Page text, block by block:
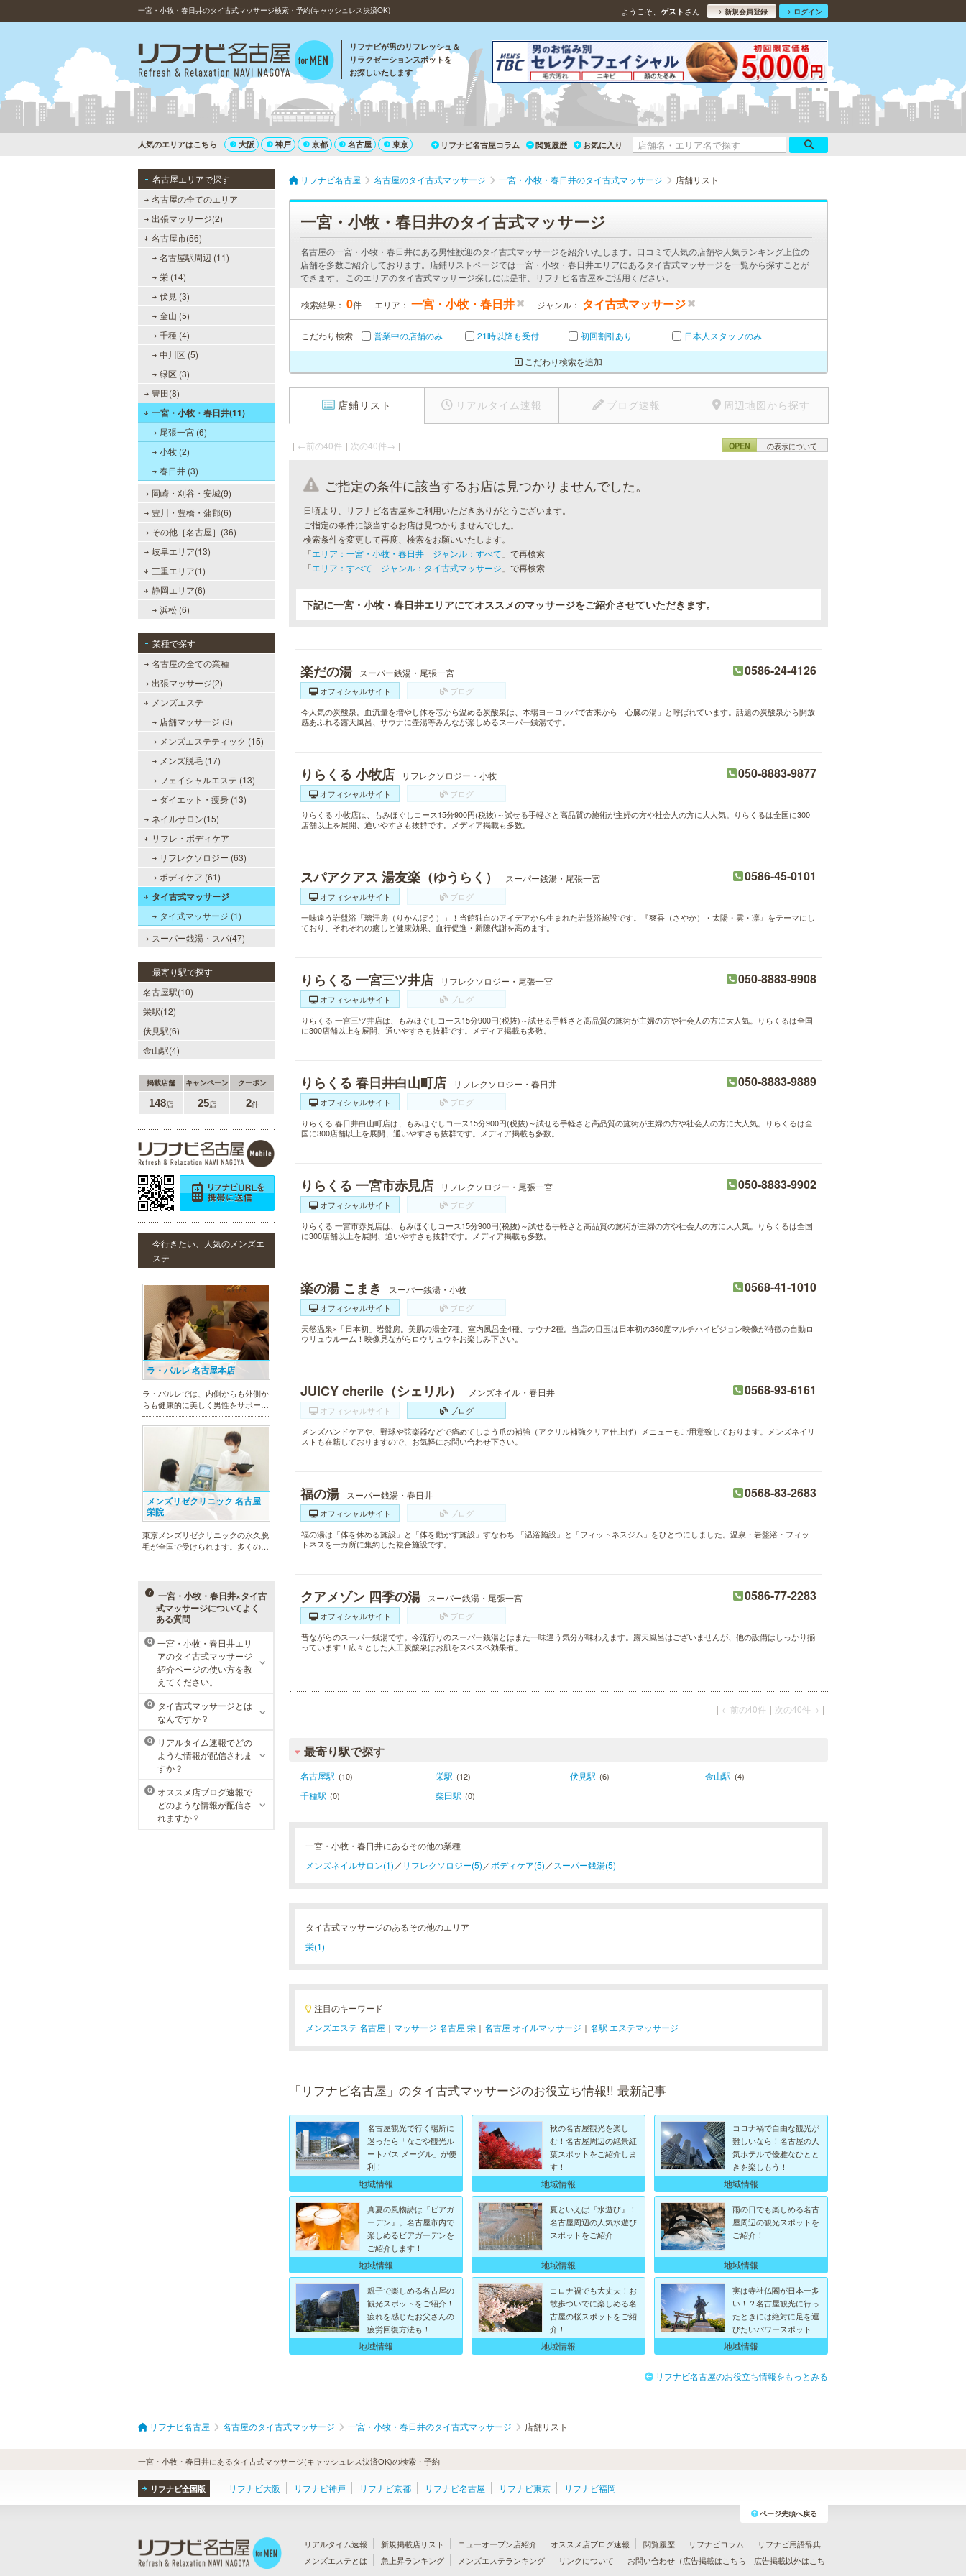
一宮・小牧・春日井のタイ古式マッサージ検索・予約(キャッシュレス決済OK) ようこそ、 ゲスト さん 新規会員登録 ログイン
リフナビが男のリフレッシュ＆
リラクゼーションスポットを
お探しいたします
人気のエリアはこちら 大阪 神戸 京都 名古屋 東京 リフナビ名古屋コラム 閲覧履歴 お気に入り
名古屋エリアで探す
名古屋の全てのエリア
出張マッサージ(2)
名古屋市(56)
名古屋駅周辺 (11)
栄 (14)
伏見 (3)
金山 (5)
千種 (4)
中川区 (5)
緑区 (3)
豊田(8)
一宮・小牧・春日井(11)
尾張一宮 (6)
小牧 (2)
春日井 (3)
岡崎・刈谷・安城(9)
豊川・豊橋・蒲郡(6)
その他［名古屋］(36)
岐阜エリア(13)
三重エリア(1)
静岡エリア(6)
浜松 (6)
業種で探す
名古屋の全ての業種
出張マッサージ(2)
メンズエステ
店舗マッサージ (3)
メンズエステティック (15)
メンズ脱毛 (17)
フェイシャルエステ (13)
ダイエット・痩身 (13)
ネイルサロン(15)
リフレ・ボディケア
リフレクソロジー (63)
ボディケア (61)
タイ古式マッサージ
タイ式マッサージ (1)
スーパー銭湯・スパ(47)
最寄り駅で探す
名古屋駅(10)
栄駅(12)
伏見駅(6)
金山駅(4)
掲載店舗 キャンペーン クーポン
148店 25店 2件
今行きたい、人気のメンズエ
ステ
ラ・パルレ 名古屋本店
ラ・パルレでは、内側からも外側か
らも健康的に美しく男性をサポー
ト。脱メタボリックやダイエット、
マッチョコースやにきび内外コー
ス、アロマトリートメント等多彩な
メニューをご用意。お得な体験コー
スも多数！
メンズリゼクリニック 名古屋
栄院
東京メンズリゼクリニックの永久脱
毛が全国で受けられます。多くの男
性患者様にご支持頂き、新宿1院か
展開するクリニックになりました。
MEN’S TBC 名古屋本店
メンズTBCは、創業以来男性の健康
的な美を追究してきました。豊富な
脱毛メニューを始め、フェイシャル
ケア、下腹引き締め等、各種お得な
体験コースを取り揃えています。選
べる種類の多さで初めての方も安心
です。
一宮・小牧・春日井×タイ古
式マッサージについてよく
ある質問
Q
一宮・小牧・春日井エリ
アのタイ古式マッサージ
紹介ページの使い方を教
えてください。
Q
タイ古式マッサージとは
なんですか？
Q
リアルタイム速報でどの
ような情報が配信されま
すか？
Q
オススメ店ブログ速報で
どのような情報が配信さ
れますか？
リフナビ名古屋 名古屋のタイ古式マッサージ 一宮・小牧・春日井のタイ古式マッサージ 店舗リスト
一宮・小牧・春日井のタイ古式マッサージ
名古屋の一宮・小牧・春日井にある男性歓迎のタイ古式マッサージを紹介いたします。口コミで人気の店舗や人気ランキング上位の
店舗を多数ご紹介しております。店鋪リストページでは一宮・小牧・春日井エリアにあるタイ古式マッサージを一覧から探すことが
できます。 このエリアのタイ古式マッサージ探しには是非、リフナビ名古屋をご活用ください。
検索結果： 0件 エリア： 一宮・小牧・春日井 ジャンル： タイ古式マッサージ
こだわり検索 営業中の店舗のみ 21時以降も受付 初回割引あり 日本人スタッフのみ
こだわり検索を追加
店鋪リスト リアルタイム速報 ブログ速報 周辺地図から探す
｜ ←前の40件 ｜ 次の40件→ ｜ OPEN の表示について
ご指定の条件に該当するお店は見つかりませんでした。
日頃より、リフナビ名古屋をご利用いただきありがとうございます。
ご指定の条件に該当するお店は見つかりませんでした。
検索条件を変更して再度、検索をお願いいたします。
「エリア：一宮・小牧・春日井 ジャンル：すべて 」で再検索
「エリア：すべて ジャンル：タイ古式マッサージ 」で再検索
下記に一宮・小牧・春日井エリアにてオススメのマッサージをご紹介させていただきます。
楽だの湯 スーパー銭湯・尾張一宮 0586-24-4126
オフィシャルサイト
ブログ
今人気の炭酸泉。血流量を増やし体を芯から温める炭酸泉は、本場ヨーロッパで古来から「心臓の湯」と呼ばれています。話題の炭酸泉から開放
感あふれる露天風呂、サウナに壷湯等みんなが楽しめるスーパー銭湯です。
りらくる 小牧店 リフレクソロジー・小牧 050-8883-9877
オフィシャルサイト
ブログ
りらくる 小牧店は、もみほぐしコース15分900円(税抜)～試せる手軽さと高品質の施術が主婦の方や社会人の方に大人気。りらくるは全国に300
店舗以上を展開、通いやすさも抜群です。メディア掲載も多数。
スパアクアス 湯友楽（ゆうらく） スーパー銭湯・尾張一宮 0586-45-0101
オフィシャルサイト
ブログ
一味違う岩盤浴「璃汗房（りかんぼう）」！当館独自のアイデアから生まれた岩盤浴施設です。『爽香（さやか）・太陽・雲・凛』をテーマにし
ており、それぞれの癒しと健康効果、血行促進・新陳代謝を高めます。
りらくる 一宮三ツ井店 リフレクソロジー・尾張一宮 050-8883-9908
オフィシャルサイト
ブログ
りらくる 一宮三ツ井店は、もみほぐしコース15分900円(税抜)～試せる手軽さと高品質の施術が主婦の方や社会人の方に大人気。りらくるは全国
に300店舗以上を展開、通いやすさも抜群です。メディア掲載も多数。
りらくる 春日井白山町店 リフレクソロジー・春日井 050-8883-9889
オフィシャルサイト
ブログ
りらくる 春日井白山町店は、もみほぐしコース15分900円(税抜)～試せる手軽さと高品質の施術が主婦の方や社会人の方に大人気。りらくるは全
国に300店舗以上を展開、通いやすさも抜群です。メディア掲載も多数。
りらくる 一宮市赤見店 リフレクソロジー・尾張一宮 050-8883-9902
オフィシャルサイト
ブログ
りらくる 一宮市赤見店は、もみほぐしコース15分900円(税抜)～試せる手軽さと高品質の施術が主婦の方や社会人の方に大人気。りらくるは全国
に300店舗以上を展開、通いやすさも抜群です。メディア掲載も多数。
楽の湯 こまき スーパー銭湯・小牧 0568-41-1010
オフィシャルサイト
ブログ
天然温泉×「日本初」岩盤房。美肌の湯全7種、室内風呂全4種、サウナ2種。当店の目玉は日本初の360度マルチハイビジョン映像が特徴の自動ロ
ウリュウルーム！映像見ながらロウリュウをお楽しみ下さい。
JUICY cherile（シェリル） メンズネイル・春日井 0568-93-6161
オフィシャルサイト
ブログ
メンズハンドケアや、野球や弦楽器などで痛めてしまう爪の補強（アクリル補強クリア仕上げ）メニューもご用意致しております。メンズネイリ
ストも在籍しておりますので、お気軽にお問い合わせ下さい。
福の湯 スーパー銭湯・春日井 0568-83-2683
オフィシャルサイト
ブログ
福の湯は「体を休める施設」と「体を動かす施設」すなわち 「温浴施設」と「フィットネスジム」をひとつにしました。温泉・岩盤浴・フィッ
トネスを一カ所に集約した複合施設です。
クアメゾン 四季の湯 スーパー銭湯・尾張一宮 0586-77-2283
オフィシャルサイト
ブログ
昔ながらのスーパー銭湯です。今流行りのスーパー銭湯とはまた一味違う気分が味わえます。露天風呂はございませんが、他の設備はしっかり揃
っています！広々とした人工炭酸泉はお肌をスベスベ効果有。
｜ ←前の40件 ｜ 次の40件→ ｜
最寄り駅で探す
名古屋駅 (10) 栄駅 (12) 伏見駅 (6) 金山駅 (4)
千種駅 (0) 柴田駅 (0)
一宮・小牧・春日井にあるその他の業種
メンズネイルサロン(1) ／ リフレクソロジー(5) ／ボディケア(5) ／ スーパー銭湯(5)
タイ古式マッサージのあるその他のエリア
栄(1)
注目のキーワード
メンズエステ 名古屋 ｜ マッサージ 名古屋 栄 ｜ 名古屋 オイルマッサージ ｜ 名駅 エステマッサージ
「リフナビ名古屋」のタイ古式マッサージのお役立ち情報!! 最新記事
名古屋観光で行く場所に
迷ったら「なごや観光ル
ートバス メーグル」が便
利！
地域情報
秋の名古屋観光を楽し
む！名古屋周辺の絶景紅
葉スポットをご紹介しま
す！
地域情報
コロナ禍で自由な観光が
難しいなら！名古屋の人
気ホテルで優雅なひとと
きを楽しもう！
地域情報
真夏の風物詩は『ビアガ
ーデン』。名古屋市内で
楽しめるビアガーデンを
ご紹介します！
地域情報
夏といえば『水遊び』！
名古屋周辺の人気水遊び
スポットをご紹介
地域情報
雨の日でも楽しめる名古
屋周辺の観光スポットを
ご紹介！
地域情報
親子で楽しめる名古屋の
観光スポットをご紹介！
疲れを感じたお父さんの
疲労回復方法も！
地域情報
コロナ禍でも大丈夫！お
散歩ついでに楽しめる名
古屋の桜スポットをご紹
介！
地域情報
実は寺社仏閣が日本一多
い！？名古屋観光に行っ
たときには絶対に足を運
びたいパワースポット
地域情報
リフナビ名古屋のお役立ち情報をもっとみる
リフナビ名古屋 名古屋のタイ古式マッサージ 一宮・小牧・春日井のタイ古式マッサージ 店舗リスト
一宮・小牧・春日井にあるタイ古式マッサージ(キャッシュレス決済OK)の検索・予約
リフナビ全国版 リフナビ大阪 リフナビ神戸 リフナビ京都 リフナビ名古屋 リフナビ東京 リフナビ福岡
ページ先頭へ戻る
リアルタイム速報 新規掲載店リスト ニューオープン店紹介 オススメ店ブログ速報 閲覧履歴 リフナビコラム
リフナビ用語辞典
メンズエステとは
急上昇ランキング メンズエステランキング リンクについて お問い合わせ（広告掲載はこちら ｜ 広告掲載以外はこち